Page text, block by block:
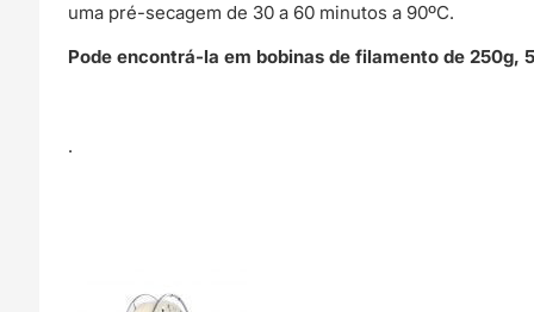
uma pré-secagem de 30 a 60 minutos a 90ºC.
Pode encontrá-la em bobinas de filamento de 250g,
.